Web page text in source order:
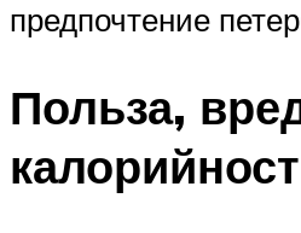
предпочтение
Польза,